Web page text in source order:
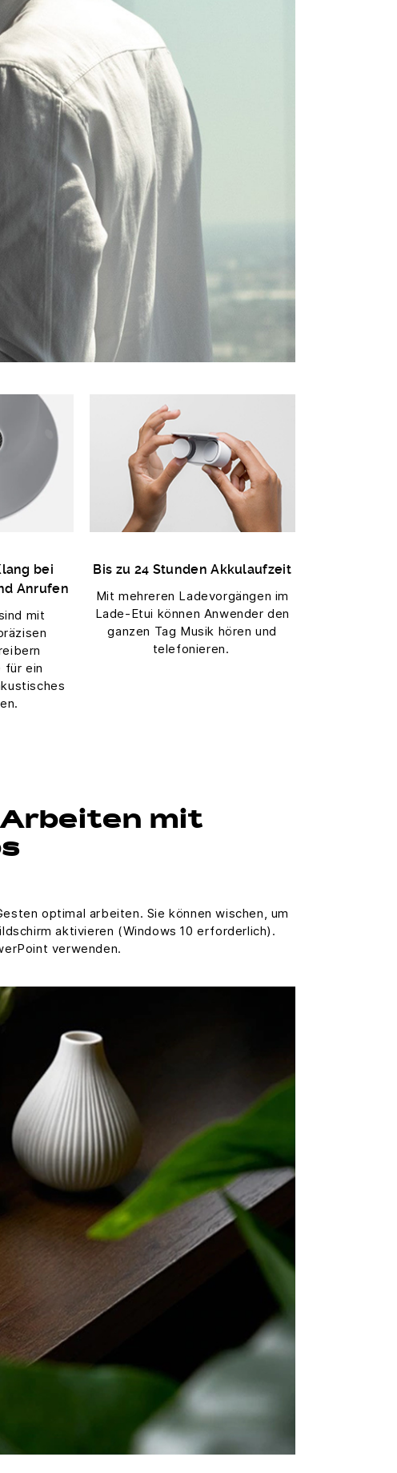
bei
Anrufen
mit
ein
Bis zu 24 Stunden Akkulaufzeit
Mit mehreren Ladevorgängen im
Lade-Etui können Anwender den
ganzen Tag Musik hören und
telefonieren.
mit
optimal arbeiten. Sie können wischen, um
aktivieren (Windows 10 erforderlich).
verwenden.